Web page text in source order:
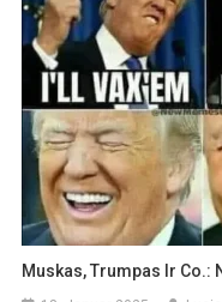
Muskas, Trumpas Ir Co.: